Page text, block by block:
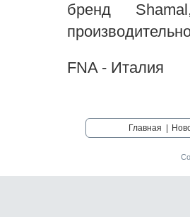
бренд
FNA - Италия
Главная